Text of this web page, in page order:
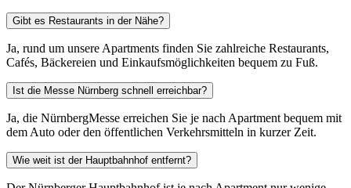
Gibt es Restaurants in der Nähe?
Ja, rund um unsere Apartments finden Sie zahlreiche Restaurants,
Cafés, Bäckereien und Einkaufsmöglichkeiten bequem zu Fuß.
Ist die Messe Nürnberg schnell erreichbar?
Ja, die NürnbergMesse erreichen Sie je nach Apartment bequem mit
dem Auto oder den öffentlichen Verkehrsmitteln in kurzer Zeit.
Wie weit ist der Hauptbahnhof entfernt?